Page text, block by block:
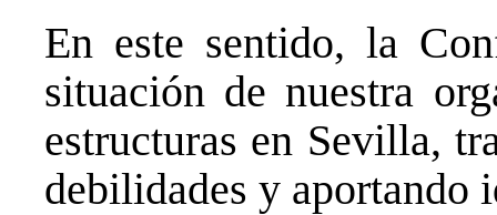
En este sentido, la
situación de nuestra
estructuras en Sevilla,
debilidades y aportando